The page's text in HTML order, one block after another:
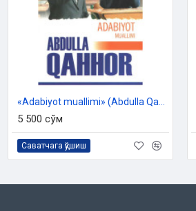
5 500 сўм
Саватчага қўшиш